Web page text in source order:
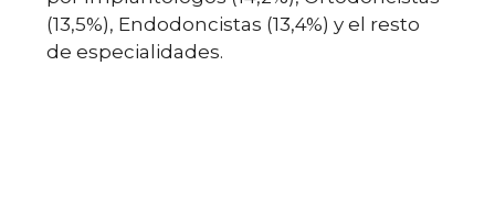
(13,5%), Endodoncistas (13,4%) y el resto
de especialidades.